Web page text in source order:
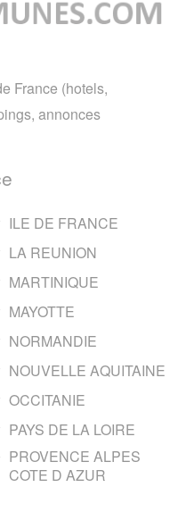
France (hotels,
annonces
ILE DE FRANCE
LA REUNION
MARTINIQUE
MAYOTTE
NORMANDIE
NOUVELLE AQUITAINE
OCCITANIE
PAYS DE LA LOIRE
PROVENCE ALPES
COTE D AZUR